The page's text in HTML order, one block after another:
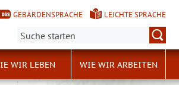
GEBÄRDENSPRACHE
LEICHTE SPRACHE
Suche:
WIR LEBEN WIE WIR ARBEITEN